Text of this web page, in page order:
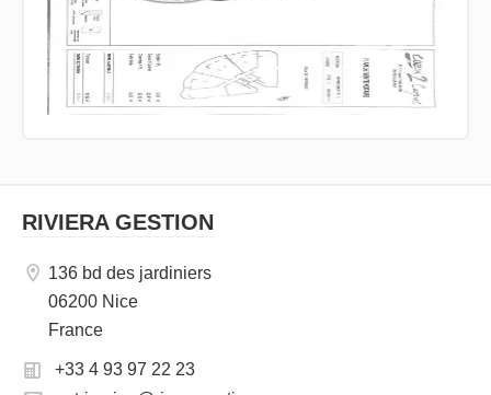
RIVIERA GESTION
136 bd des jardiniers
06200 Nice
France
+33 4 93 97 22 23